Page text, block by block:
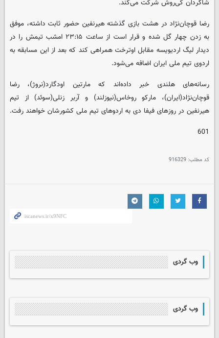
شاگردان کی‌روش شرکت می‌کند.
رضا قوچان‌نژاد در هشت بازی گذشته هیرنفین حضور ثابت داشته، موفق
به زدن چهار گل شده و قرار است از ساعت ۲۳:۱۵ امشب تیمش را در
دیدار لیگ اردیویسه مقابل اوترخت همراهی کند که بعد از این مسابقه به
اردوی تیم ملی ایران اضافه می‌شود.
رسانه‌های هلندی خبر داده‌اند که مارتین اودگارد(نروژ)، رضا
قوچان‌نژاد(ایران)، مارکو روخاس(نیوزلند) و آربر زنلی(سوئد) از تیم
هیرنفین در روزهای فیفا دی به اردوهای تیم ملی کشورشان خواهند رفت.
601
کد مطلب: 916329
وب گردی
وب گردی